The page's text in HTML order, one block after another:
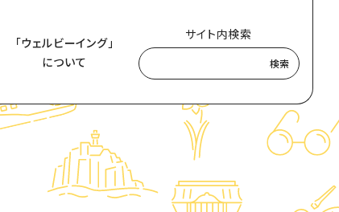
「ウェルビーイング」
について
サイト内検索
検索